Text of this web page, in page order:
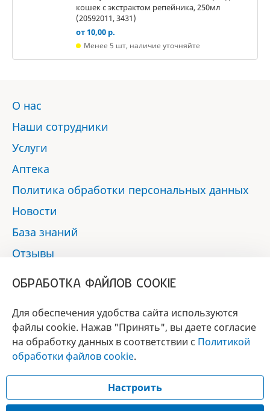
кошек с экстрактом репейника, 250мл
(20592011, 3431)
от 10,00 р.
Менее 5 шт, наличие уточняйте
О нас
Наши сотрудники
Услуги
Аптека
Политика обработки персональных данных
Новости
База знаний
Отзывы
БРЕНД
ГОДА 2017 - 2019
© 2017 - 2026 «Альфа-вет»
Разработка сайта —
ОБРАБОТКА ФАЙЛОВ COOKIE
Для обеспечения удобства сайта используются
файлы cookie. Нажав "Принять", вы даете согласие
на обработку данных в соответствии с Политикой
обработки файлов cookie.
Настроить